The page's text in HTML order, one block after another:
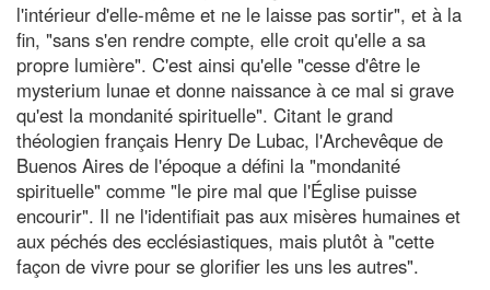
l'intérieur d'elle-même et ne le laisse pas sortir", et à la
fin, "sans s'en rendre compte, elle croit qu'elle a sa
propre lumière". C'est ainsi qu'elle "cesse d'être le
mysterium lunae et donne naissance à ce mal si grave
qu'est la mondanité spirituelle". Citant le grand
théologien français Henry De Lubac, l'Archevêque de
Buenos Aires de l'époque a défini la "mondanité
spirituelle" comme "le pire mal que l'Église puisse
encourir". Il ne l'identifiait pas aux misères humaines et
aux péchés des ecclésiastiques, mais plutôt à "cette
façon de vivre pour se glorifier les uns les autres".